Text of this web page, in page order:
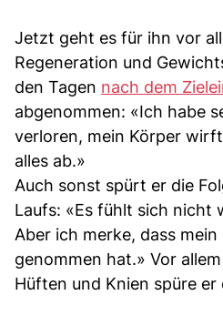
Jetzt geht es für ihn vor
Regeneration und
den Tagen nach dem
abgenommen: «Ich habe
verloren, mein Körper
alles ab.»
Auch sonst spürt er die
Laufs: «Es fühlt sich nicht
Aber ich merke, dass
genommen hat.» Vor
Hüften und Knien spüre er